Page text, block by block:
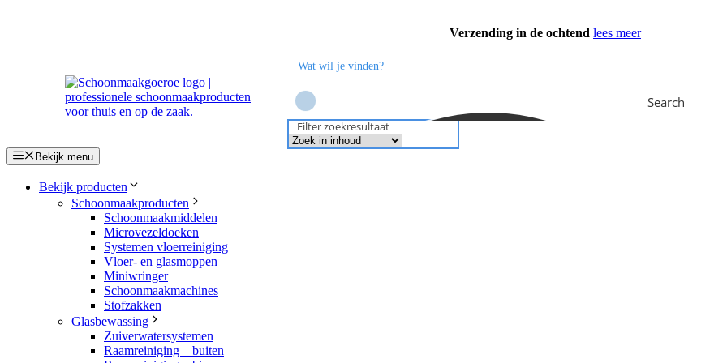
Verzending in de ochtend lees meer
Search
Filter zoekresultaat
Bekijk menu
Bekijk producten
Schoonmaakproducten
Schoonmaakmiddelen
Microvezeldoeken
Systemen vloerreiniging
Vloer- en glasmoppen
Miniwringer
Schoonmaakmachines
Stofzakken
Glasbewassing
Zuiverwatersystemen
Raamreiniging – buiten